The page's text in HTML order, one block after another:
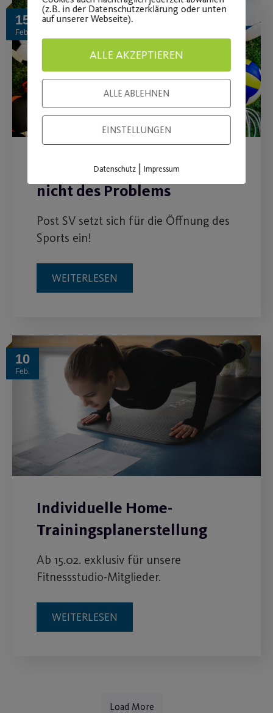
15
Feb.
Sport als Teil der Lösung –
nicht des Problems
Post SV setzt sich für die Öffnung des
Sports ein!
WEITERLESEN
10
Feb.
Individuelle Home-
Trainingsplanerstellung
Ab 15.02. exklusiv für unsere
Fitnessstudio-Mitglieder.
WEITERLESEN
Load More
(z.B. in der Datenschutzerklärung oder unten
auf unserer Webseite).
ALLE AKZEPTIEREN
ALLE ABLEHNEN
EINSTELLUNGEN
Datenschutz| Impressum